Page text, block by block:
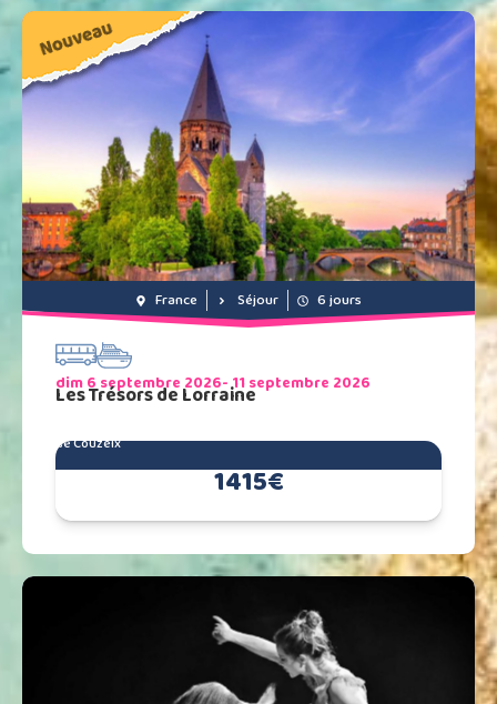
France Séjour 6 jours
dim 6 septembre 2026- 11 septembre 2026
Les Trésors de Lorraine
de Couzeix
1415€